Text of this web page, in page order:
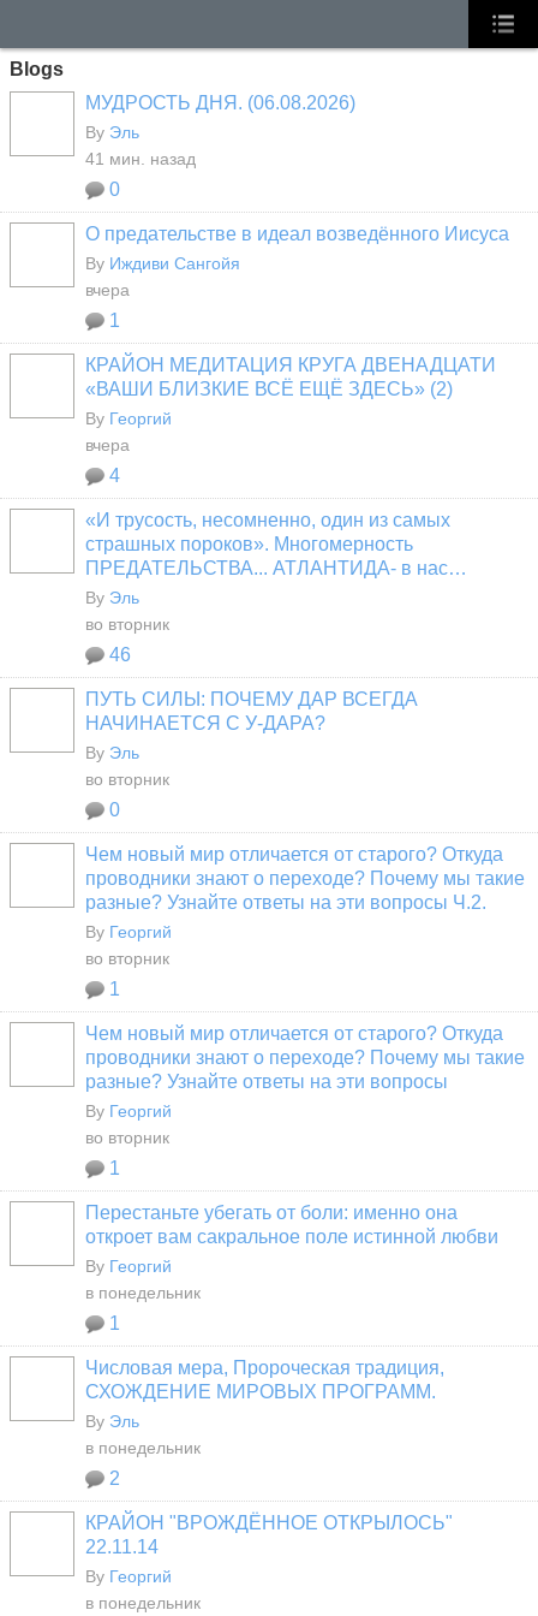
Blogs
МУДРОСТЬ ДНЯ. (06.08.2026)
By Эль
41 мин. назад
0
О предательстве в идеал возведённого Иисуса
By Иждиви Сангойя
вчера
1
КРАЙОН МЕДИТАЦИЯ КРУГА ДВЕНАДЦАТИ
«ВАШИ БЛИЗКИЕ ВСЁ ЕЩЁ ЗДЕСЬ» (2)
By Георгий
вчера
4
«И трусость, несомненно, один из самых
страшных пороков». Многомерность
ПРЕДАТЕЛЬСТВА... АТЛАНТИДА- в нас…
By Эль
во вторник
46
ПУТЬ СИЛЫ: ПОЧЕМУ ДАР ВСЕГДА
НАЧИНАЕТСЯ С У-ДАРА?
By Эль
во вторник
0
Чем новый мир отличается от старого? Откуда
проводники знают о переходе? Почему мы такие
разные? Узнайте ответы на эти вопросы Ч.2.
By Георгий
во вторник
1
Чем новый мир отличается от старого? Откуда
проводники знают о переходе? Почему мы такие
разные? Узнайте ответы на эти вопросы
By Георгий
во вторник
1
Перестаньте убегать от боли: именно она
откроет вам сакральное поле истинной любви
By Георгий
в понедельник
1
Числовая мера, Пророческая традиция,
СХОЖДЕНИЕ МИРОВЫХ ПРОГРАММ.
By Эль
в понедельник
2
КРАЙОН "ВРОЖДЁННОЕ ОТКРЫЛОСЬ"
22.11.14
By Георгий
в понедельник